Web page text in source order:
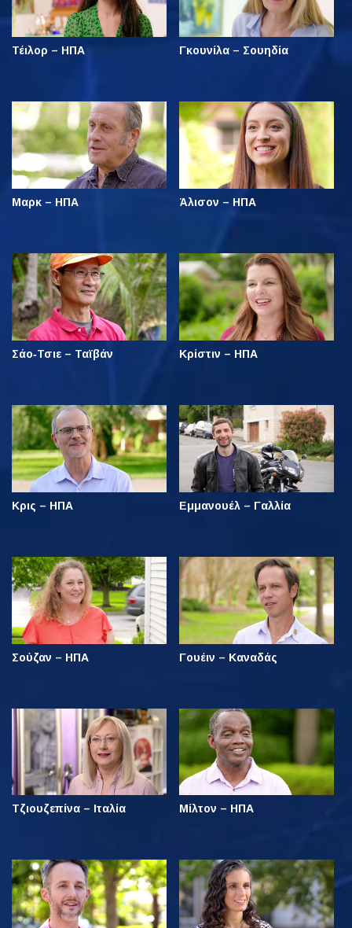
Τέιλορ – ΗΠΑ Γκουνίλα – Σουηδία
Μαρκ – ΗΠΑ Άλισον – ΗΠΑ
Σάο‑Τσιε – Ταϊβάν Κρίστιν – ΗΠΑ
Κρις – ΗΠΑ Εμμανουέλ – Γαλλία
Σούζαν – ΗΠΑ Γουέιν – Καναδάς
Τζιουζεπίνα – Ιταλία Μίλτον – ΗΠΑ